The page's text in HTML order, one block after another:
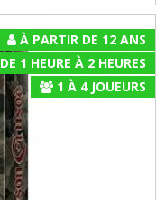
À PARTIR DE 12 ANS
DE 1 HEURE À 2 HEURES
1 À 4JOUEURS